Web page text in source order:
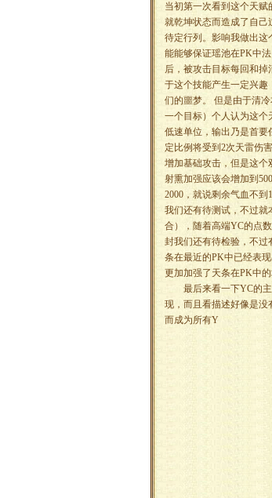
当初第一次看到这个天
就乾坤状态而造成了自
待定行列。影响我做出
能能够保证瑶池在PK中
后，被攻击目标每回和
于这个技能产生一定兴
们的噩梦。 但是由于清
一个目标）个人认为这个
低速单位，输出乃是首
定比例将受到2次天雷伤
增加基础攻击，但是这个
射熏加强应该会增加到
2000，就说剩余气血不
我们还有待测试，不过就
合），随着高端YC的点
封我们还有待检验，不过
条在最近的PK中已经表
更加加强了天条在PK中
最后来看一下YC的主
现，而且看描述好像是没
而成为所有Y